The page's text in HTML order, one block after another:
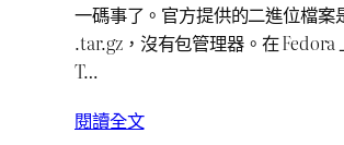
一碼事了。官方提供的二進位檔案
.tar.gz，沒有包管理器。在 Fedora
T…
閱讀全文